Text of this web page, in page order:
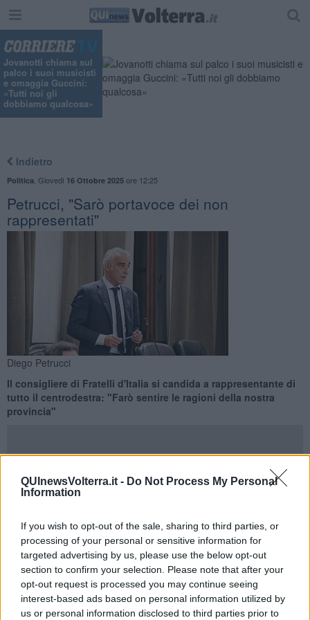
QUInewsVolterra.it - Do Not Process My Personal
Information
If you wish to opt-out of the sale, sharing to third parties, or
processing of your personal or sensitive information for
targeted advertising by us, please use the below opt-out
section to confirm your selection. Please note that after your
opt-out request is processed you may continue seeing
interest-based ads based on personal information utilized by
us or personal information disclosed to third parties prior to
Jovanotti chiama sul
palco i suoi musicisti
e omaggia Guccini:
«Tutti noi gli
dobbiamo qualcosa»
Indietro
Politica Giovedì 16 Ottobre 2025ore 12:25
Petrucci, "Sarò portavoce dei non
rappresentati"
Diego Petrucci
Il consigliere di Fratelli d'Italia si candida a rappresentante di
tutto il centrodestra: "Farò sentire le ragioni della nostra
provincia"
PROVINCIA DI PISA —
centrodestra e di coloro che non si sentono rappresentati da
questo governo regionale". Parola diDiego Petrucci, consigliere
appena rieletto in quotaFratelli d'Italiae solo rappresentante
dell'opposizione a fronte dei cinque consiglieri di maggioranza eletti
nel Pisano: Nardini, Mazzeo, Eligi, Galletti e Ghimenti.
Il mio numero di telefono è a disposizione di tuttie il mio
impegno sarà costante e quotidiano - ha detto -nei prossimi